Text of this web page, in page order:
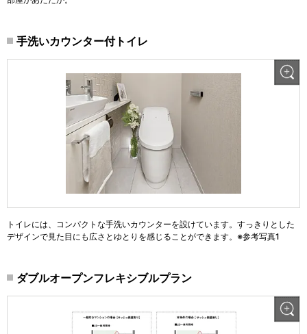
手洗いカウンター付トイレ
トイレには、コンパクトな手洗いカウンターを設けています。すっきりとした
デザインで見た目にも広さとゆとりを感じることができます。※参考写真1
ダブルオープンフレキシブルプラン